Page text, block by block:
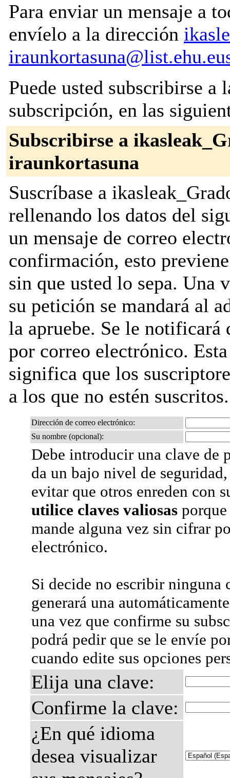
Para enviar un mensaje a
envíelo a la dirección
Puede usted subscribirse a
subscripción, en las
Subscribirse a
iraunkortasuna
Suscríbase a
rellenando los datos del
un mensaje de correo
confirmación, esto
sin que usted lo sepa. Una
su petición se mandará al
la apruebe. Se le
por correo electrónico.
significa que los
a los que no estén suscritos.
Dirección de correo electrónico:
Su nombre (opcional):
Debe introducir una clave de
da un bajo nivel de
evitar que otros enreden con
utilice claves valiosas
mande alguna vez sin cifrar
electrónico.
Si decide no escribir ninguna
generará una
una vez que confirme su
podrá pedir que se le envíe
cuando edite sus opciones
Elija una clave:
Confirme la clave:
¿En qué idioma
desea visualizar